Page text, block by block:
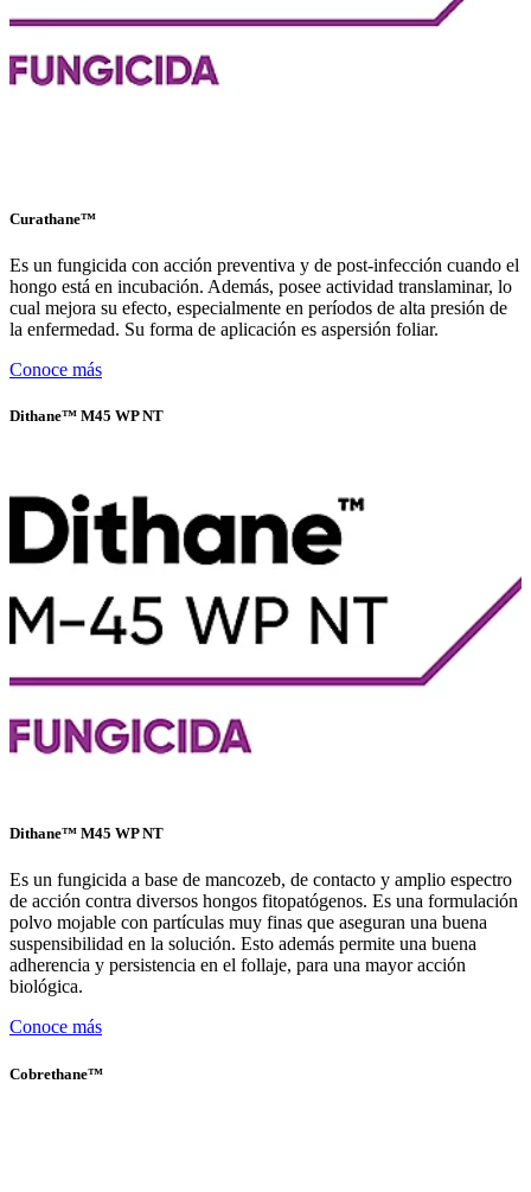
Curathane™
Es un fungicida con acción preventiva y de post-infección cuando el
hongo está en incubación. Además, posee actividad translaminar, lo
cual mejora su efecto, especialmente en períodos de alta presión de
la enfermedad. Su forma de aplicación es aspersión foliar.
Conoce más
Dithane™ M45 WP NT
Dithane™ M45 WP NT
Es un fungicida a base de mancozeb, de contacto y amplio espectro
de acción contra diversos hongos fitopatógenos. Es una formulación
polvo mojable con partículas muy finas que aseguran una buena
suspensibilidad en la solución. Esto además permite una buena
adherencia y persistencia en el follaje, para una mayor acción
biológica.
Conoce más
Cobrethane™